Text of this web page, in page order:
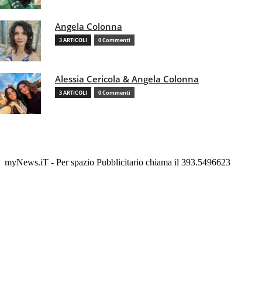
Angela Colonna
3 ARTICOLI 0 Commenti
Alessia Cericola & Angela Colonna
3 ARTICOLI 0 Commenti
myNews.iT - Per spazio Pubblicitario chiama il 393.5496623